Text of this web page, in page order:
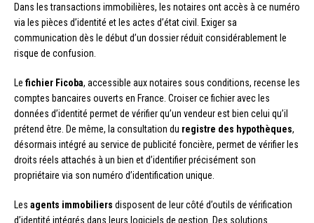
Dans les transactions immobilières, les notaires ont accès à ce numéro
via les pièces d’identité et les actes d’état civil. Exiger sa
communication dès le début d’un dossier réduit considérablement le
risque de confusion.
Le fichier Ficoba, accessible aux notaires sous conditions, recense les
comptes bancaires ouverts en France. Croiser ce fichier avec les
données d’identité permet de vérifier qu’un vendeur est bien celui qu’il
prétend être. De même, la consultation du registre des hypothèques,
désormais intégré au service de publicité foncière, permet de vérifier les
droits réels attachés à un bien et d’identifier précisément son
propriétaire via son numéro d’identification unique.
Les agents immobiliers disposent de leur côté d’outils de vérification
d’identité intégrés dans leurs logiciels de gestion. Des solutions